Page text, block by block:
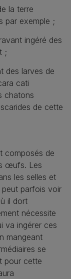
la terre
par exemple ;
ingéré des
;
des larves de
cati
chatons
de cette
composés de
œufs. Les
les selles et
peut parfois voir
il dort
nécessite
va ingérer ces
mangeant
se
pour cette